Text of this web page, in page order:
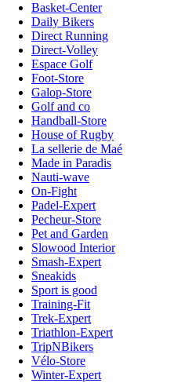
Basket-Center
Daily Bikers
Direct Running
Direct-Volley
Espace Golf
Foot-Store
Galop-Store
Golf and co
Handball-Store
House of Rugby
La sellerie de Maé
Made in Paradis
Nauti-wave
On-Fight
Padel-Expert
Pecheur-Store
Pet and Garden
Slowood Interior
Smash-Expert
Sneakids
Sport is good
Training-Fit
Trek-Expert
Triathlon-Expert
TripNBikers
Vélo-Store
Winter-Expert